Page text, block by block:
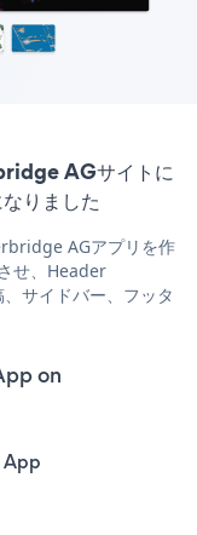
AGサイトに
りました
AGアプリを作
せ、Header
サイドバー、フッタ
on
App